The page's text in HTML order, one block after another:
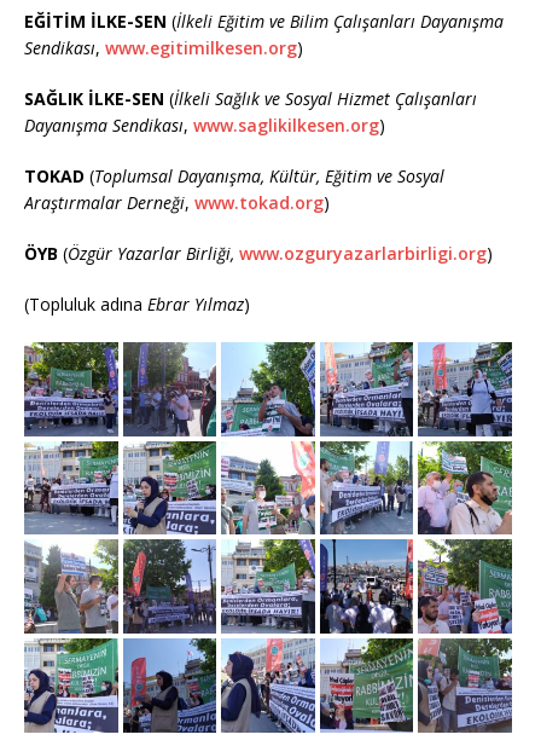
EĞİTİM İLKE-SEN (İlkeli Eğitim ve Bilim Çalışanları Dayanışma
Sendikası, www.egitimilkesen.org)
SAĞLIK İLKE-SEN (İlkeli Sağlık ve Sosyal Hizmet Çalışanları
Dayanışma Sendikası, www.saglikilkesen.org)
TOKAD (Toplumsal Dayanışma, Kültür, Eğitim ve Sosyal
Araştırmalar Derneği, www.tokad.org)
ÖYB (Özgür Yazarlar Birliği, www.ozguryazarlarbirligi.org)
(Topluluk adına Ebrar Yılmaz)